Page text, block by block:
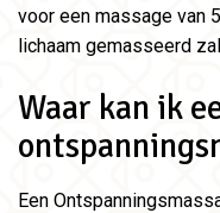
voor een massage van
lichaam gemasseerd
Waar kan ik
Een